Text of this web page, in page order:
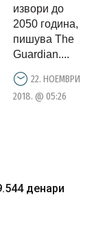
извори до
2050 година,
пишува The
Guardian....
22. НОЕМВРИ
2018. @ 05:26
денари